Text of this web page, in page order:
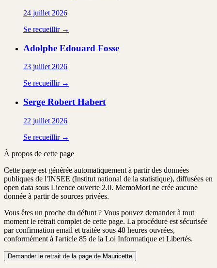
24 juillet 2026
Se recueillir →
Adolphe Edouard Fosse
23 juillet 2026
Se recueillir →
Serge Robert Habert
22 juillet 2026
Se recueillir →
À propos de cette page
Cette page est générée automatiquement à partir des données
publiques de l'INSEE (Institut national de la statistique), diffusées en
open data sous Licence ouverte 2.0. MemoMori ne crée aucune
donnée à partir de sources privées.
Vous êtes un proche du défunt ? Vous pouvez demander à tout
moment le retrait complet de cette page. La procédure est sécurisée
par confirmation email et traitée sous 48 heures ouvrées,
conformément à l'article 85 de la Loi Informatique et Libertés.
Demander le retrait de la page de Mauricette